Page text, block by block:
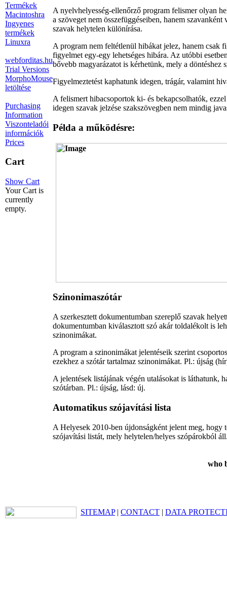
Termékek
Macintoshra
Ingyenes
termékek
Linuxra
webforditas.hu
Trial Versions
MorphoMouse
letöltése
Purchasing
Information
Viszonteladói
információk
Prices
Cart
Show Cart
Your Cart is
currently
empty.
A nyelvhelyesség-ellenőrző program felismer olyan
a szöveget nem összefüggéseiben, hanem
szavak helytelen különírása.
A program nem feltétlenül hibákat jelez, hanem csak
figyelmet egy-egy lehetséges hibára. Az utóbbi
bővebb magyarázatot is kérhetünk, mely a döntéshez
Figyelmeztetést kaphatunk idegen, trágár, valamint
A felismert hibacsoportok ki- és bekapcsolhatók,
idegen szavak jelzése szakszövegben nem mindig
Példa a működésre:
Szinonimaszótár
A szerkesztett dokumentumban szereplő szavak
dokumentumban kiválasztott szó akár toldalékolt is
szinonimákat.
A program a szinonimákat jelentéseik szerint
ezekhez a szótár tartalmaz szinonimákat. Pl.: újság
A jelentések listájának végén utalásokat is láthatunk,
szótárban. Pl.: újság, lásd: új.
Automatikus szójavítási lista
A Helyesek 2010-ben újdonságként jelent meg, hogy
szójavítási listát, mely helytelen/helyes szópárokból
who
SITEMAP| CONTACT | DATA